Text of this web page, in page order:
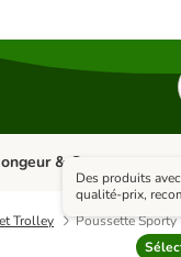
les catégories: Chat
& Co
Trolley
Poussette
Des produits
qualité-prix,